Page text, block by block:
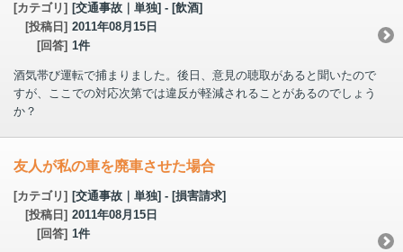
[カテゴリ] [交通事故｜単独] - [飲酒]
[投稿日] 2011年08月15日
[回答] 1件
酒気帯び運転で捕まりました。後日、意見の聴取があると聞いたので
すが、ここでの対応次第では違反が軽減されることがあるのでしょう
か？
友人が私の車を廃車させた場合
[カテゴリ] [交通事故｜単独] - [損害請求]
[投稿日] 2011年08月15日
[回答] 1件